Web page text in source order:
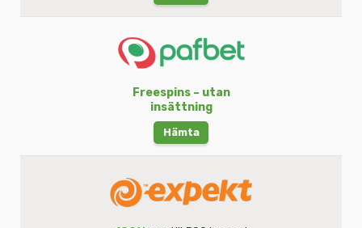
Freespins – utan
insättning
Hämta